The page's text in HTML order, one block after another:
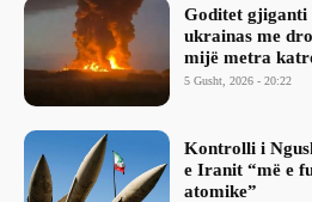
Goditet gjiganti
ukrainas me
mijë metra
5 Gusht, 2026 - 20:22
Kontrolli i
e Iranit “më e
atomike”